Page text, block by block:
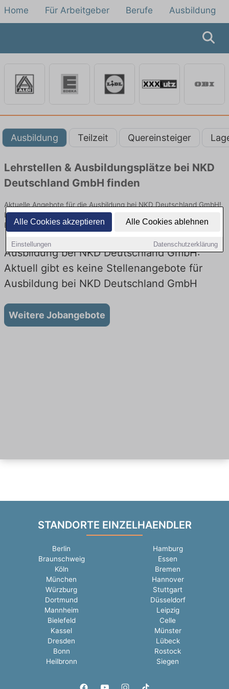
Alle Cookies akzeptieren Alle Cookies ablehnen
Einstellungen Datenschutzerklärung
Home Für Arbeitgeber Berufe Ausbildung
Ausbildung Teilzeit Quereinsteiger
Lehrstellen & Ausbildungsplätze bei NKD
Deutschland GmbH finden
Aktuelle Angebote für die Ausbildung bei NKD Deutschland GmbH!
Lehrstellen und Ausbildungsplätze im Verkauf und vielen anderen
Berufen im Einzelhandel bei NKD Deutschland GmbH.
Ausbildung bei NKD Deutschland GmbH:
Aktuell gibt es keine Stellenangebote für
Ausbildung bei NKD Deutschland GmbH
Weitere Jobangebote
STANDORTE EINZELHAENDLER
Berlin
Hamburg
Braunschweig
Essen
Köln
Bremen
München
Hannover
Würzburg
Stuttgart
Dortmund
Düsseldorf
Mannheim
Leipzig
Bielefeld
Celle
Kassel
Münster
Dresden
Lübeck
Bonn
Rostock
Heilbronn
Siegen